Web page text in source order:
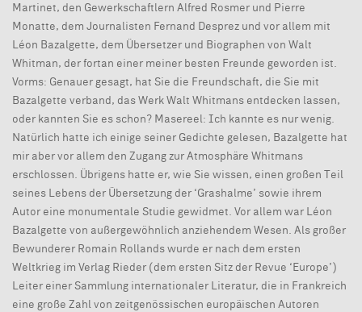
Martinet, den Gewerkschaftlern Alfred Rosmer und Pierre
Monatte, dem Journalisten Fernand Desprez und vor allem mit
Léon Bazalgette, dem Übersetzer und Biographen von Walt
Whitman, der fortan einer meiner besten Freunde geworden ist.
Vorms: Genauer gesagt, hat Sie die Freundschaft, die Sie mit
Bazalgette verband, das Werk Walt Whitmans entdecken lassen,
oder kannten Sie es schon? Masereel: Ich kannte es nur wenig.
Natürlich hatte ich einige seiner Gedichte gelesen, Bazalgette hat
mir aber vor allem den Zugang zur Atmosphäre Whitmans
erschlossen. Übrigens hatte er, wie Sie wissen, einen großen Teil
seines Lebens der Übersetzung der ‘Grashalme’ sowie ihrem
Autor eine monumentale Studie gewidmet. Vor allem war Léon
Bazalgette von außergewöhnlich anziehendem Wesen. Als großer
Bewunderer Romain Rollands wurde er nach dem ersten
Weltkrieg im Verlag Rieder (dem ersten Sitz der Revue ‘Europe’)
Leiter einer Sammlung internationaler Literatur, die in Frankreich
eine große Zahl von zeitgenössischen europäischen Autoren